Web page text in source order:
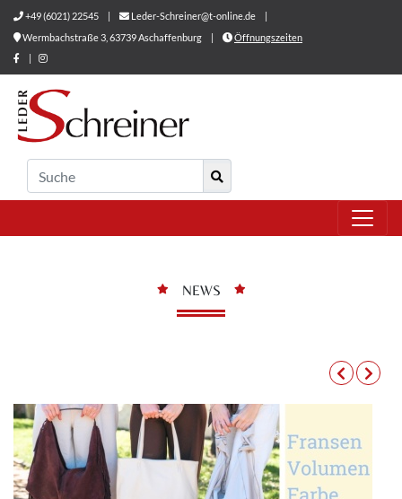
+49 (6021) 22545 | Leder-Schreiner@t-online.de
|
Wermbachstraße 3, 63739 Aschaffenburg
|
Öffnungszeiten
|
NEWS